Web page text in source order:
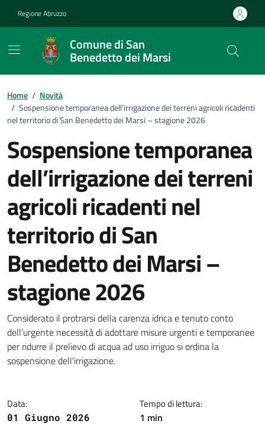
Regione Abruzzo
Comune di San
Benedetto dei Marsi
Home / Novità
/ Sospensione temporanea dell’irrigazione dei terreni agricoli ricadenti
nel territorio di San Benedetto dei Marsi – stagione 2026
Sospensione temporanea
dell’irrigazione dei terreni
agricoli ricadenti nel
territorio di San
Benedetto dei Marsi –
stagione 2026
Dettagli della notizia
Considerato il protrarsi della carenza idrica e tenuto conto
dell’urgente necessità di adottare misure urgenti e temporanee
per ridurre il prelievo di acqua ad uso irriguo si ordina la
sospensione dell'irrigazione.
Data:
01 Giugno 2026
Tempo di lettura:
1 min